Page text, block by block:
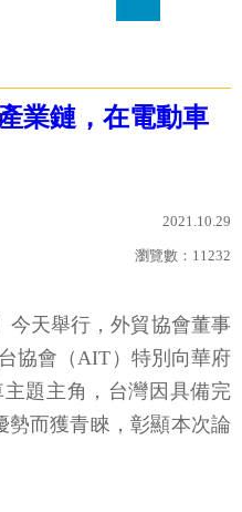
業鏈，在電動車
2021.10.29
瀏覽數： 11232
今天舉行，外貿協會董事
協會（AIT）特別向華府
題主角，台灣因具備完
勢而獲青睞，彰顯本次論